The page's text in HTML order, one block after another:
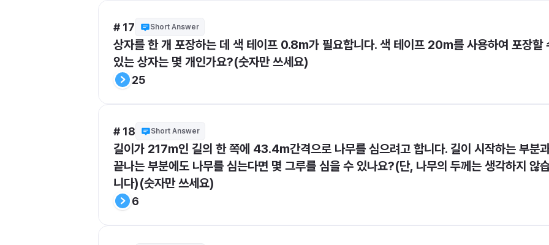
# 17 Short Answer
상자를 한 개 포장하는 데 색 테이프 0.8m가 필요합니다. 색 테이프 20m를 사용하여 포장할
있는 상자는 몇 개인가요?(숫자만 쓰세요)
25
# 18 Short Answer
길이가 217m인 길의 한 쪽에 43.4m간격으로 나무를 심으려고 합니다. 길이 시작하는 부분
끝나는 부분에도 나무를 심는다면 몇 그루를 심을 수 있나요?(단, 나무의 두께는 생각하지 않
니다)(숫자만 쓰세요)
6